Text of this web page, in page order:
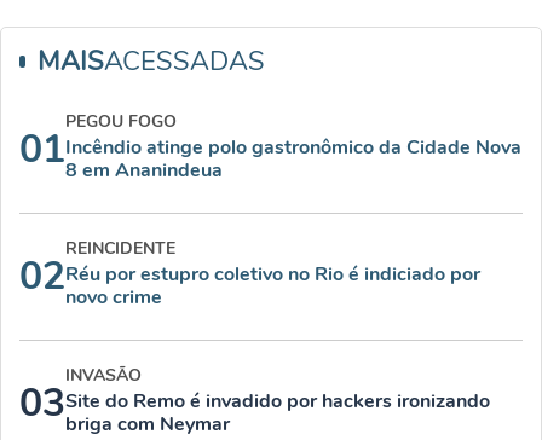
MAISACESSADAS
01
PEGOU FOGO
Incêndio atinge polo gastronômico da Cidade Nova
8 em Ananindeua
02
REINCIDENTE
Réu por estupro coletivo no Rio é indiciado por
novo crime
03
INVASÃO
Site do Remo é invadido por hackers ironizando
briga com Neymar